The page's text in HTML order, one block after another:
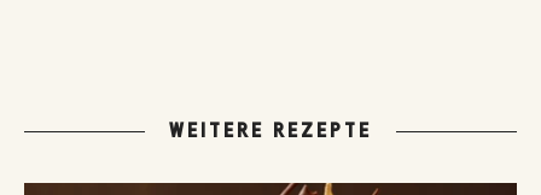
WEITERE REZEPTE